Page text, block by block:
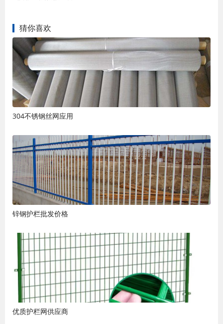
猜你喜欢
304不锈钢丝网应用
锌钢护栏批发价格
优质护栏网供应商